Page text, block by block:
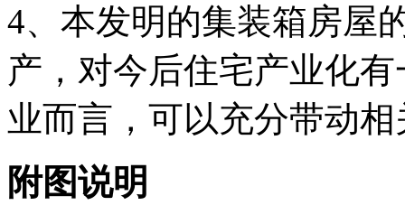
4、本发明的集装箱房屋
产，对今后住宅产业化
业而言，可以充分带动
附图说明